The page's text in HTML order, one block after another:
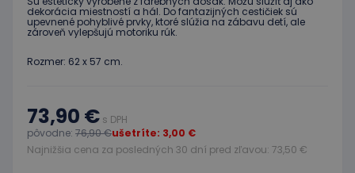
dekorácia miestností a hál. Do fantazijných cestičiek sú
upevnené pohyblivé prvky, ktoré slúžia na zábavu detí, ale
zároveň vylepšujú motoriku rúk.
Rozmer: 62 x 57 cm.
73,90 € s DPH
pôvodne: 76,90 €ušetríte: 3,00 €
Najnižšia cena za posledných 30 dní pred zľavou: 73,50 €